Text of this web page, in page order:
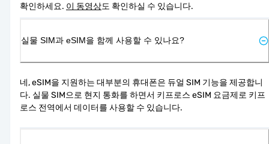
확인하세요. 이 동영상도 확인하실 수 있습니다.
실물 SIM과 eSIM을 함께 사용할 수 있나요?
네, eSIM을 지원하는 대부분의 휴대폰은 듀얼 SIM 기능을 제공합니
다. 실물 SIM으로 현지 통화를 하면서 키프로스 eSIM 요금제로 키프
로스 전역에서 데이터를 사용할 수 있습니다.